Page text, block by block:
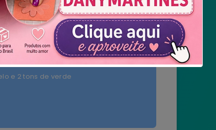
e 2 tons de verde
Não mostrar novamente